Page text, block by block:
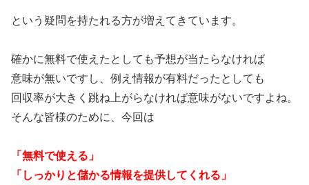
という疑問を持たれる方が増えてきています。
確かに無料で使えたとしても予想が当たらなければ
意味が無いですし、例え情報が有料だったとしても
回収率が大きく跳ね上がらなければ意味がないですよね。
そんな皆様のために、今回は
「無料で使える」
「しっかりと儲かる情報を提供してくれる」